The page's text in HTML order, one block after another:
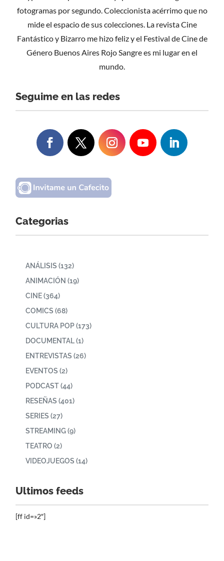
fotogramas por segundo. Coleccionista acérrimo que no
mide el espacio de sus colecciones. La revista Cine
Fantástico y Bizarro me hizo feliz y el Festival de Cine de
Género Buenos Aires Rojo Sangre es mi lugar en el
mundo.
Seguime en las redes
Categorias
ANÁLISIS (132)
ANIMACIÓN (19)
CINE(364)
COMICS (68)
CULTURA POP(173)
DOCUMENTAL(1)
ENTREVISTAS (26)
EVENTOS (2)
PODCAST(44)
RESEÑAS (401)
SERIES (27)
STREAMING(9)
TEATRO (2)
VIDEOJUEGOS (14)
Ultimos feeds
[ff id=»2″]